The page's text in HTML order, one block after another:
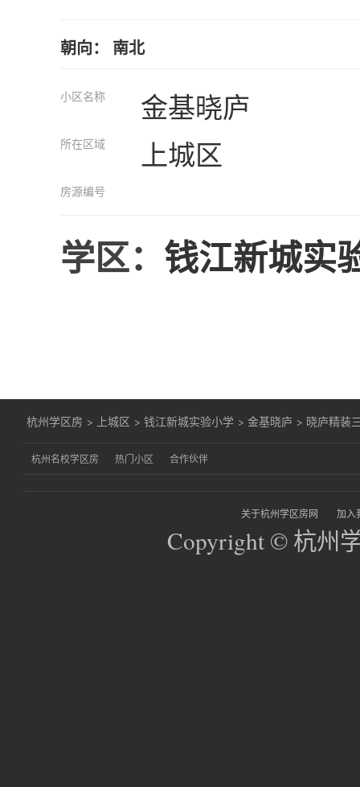
朝向： 南北
小区名称 金基晓庐
所在区域 上城区
房源编号
学区： 钱江新城实
杭州学区房 > 上城区 >钱江新城实验小学 >金基晓庐 > 晓庐精装
杭州名校学区房 热门小区 合作伙伴
关于杭州学区房网 加入
Copyright © 杭州